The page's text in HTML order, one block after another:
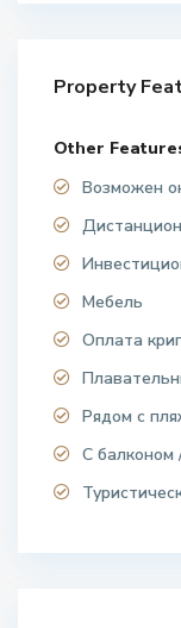
Property
Other
Возможен
Мебель
Оплата
Рядом с
С балконом